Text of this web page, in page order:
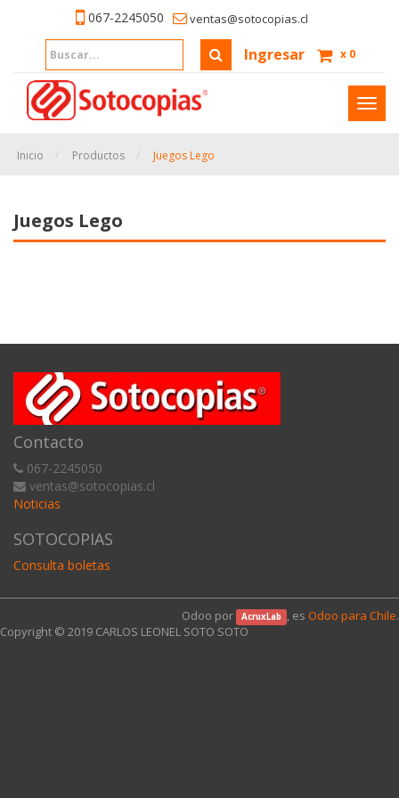
067-2245050 ventas@sotocopias.cl
Ingresar x 0
Inicio Productos Juegos Lego
Juegos Lego
Contacto
067-2245050
ventas@sotocopias.cl
Noticias
SOTOCOPIAS
Consulta boletas
Odoo por AcruxLab , es Odoo para Chile.
Copyright © 2019 CARLOS LEONEL SOTO SOTO